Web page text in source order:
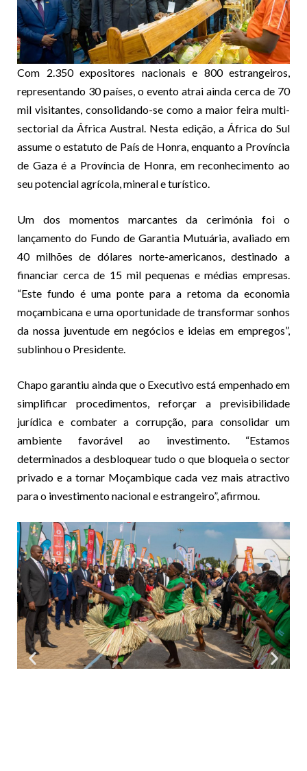
Com 2.350 expositores nacionais e 800 estrangeiros,
representando 30 países, o evento atrai ainda cerca de 70
mil visitantes, consolidando-se como a maior feira multi-
sectorial da África Austral. Nesta edição, a África do Sul
assume o estatuto de País de Honra, enquanto a Província
de Gaza é a Província de Honra, em reconhecimento ao
seu potencial agrícola, mineral e turístico.
Um dos momentos marcantes da cerimónia foi o
lançamento do Fundo de Garantia Mutuária, avaliado em
40 milhões de dólares norte-americanos, destinado a
financiar cerca de 15 mil pequenas e médias empresas.
“Este fundo é uma ponte para a retoma da economia
moçambicana e uma oportunidade de transformar sonhos
da nossa juventude em negócios e ideias em empregos”,
sublinhou o Presidente.
Chapo garantiu ainda que o Executivo está empenhado em
simplificar procedimentos, reforçar a previsibilidade
jurídica e combater a corrupção, para consolidar um
ambiente favorável ao investimento. “Estamos
determinados a desbloquear tudo o que bloqueia o sector
privado e a tornar Moçambique cada vez mais atractivo
para o investimento nacional e estrangeiro”, afirmou.